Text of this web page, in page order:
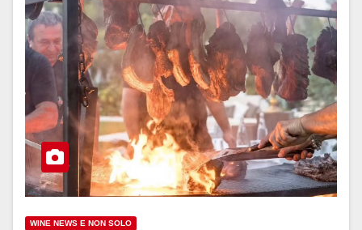
WINE NEWS E NON SOLO